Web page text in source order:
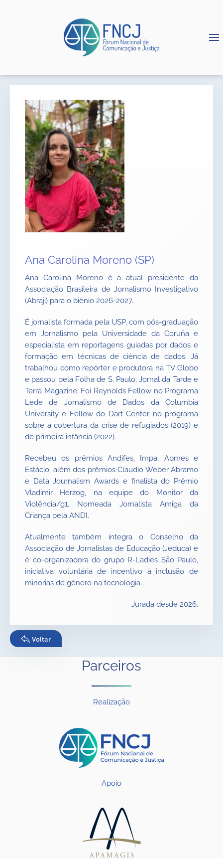
Ana Carolina Moreno (SP)
Ana Carolina Moreno é a atual presidente da
Associação Brasileira de Jornalismo Investigativo
(Abraji) para o biênio 2026-2027.
É jornalista formada pela USP, com pós-graduação
em Jornalismo pela Universidade da Coruña e
especialista em reportagens guiadas por dados e
formação em técnicas de ciência de dados. Já
trabalhou como repórter e produtora na TV Globo
e passou pela Folha de S. Paulo, Jornal da Tarde e
Terra Magazine. Foi Reynolds Fellow no Programa
Lede de Jornalismo de Dados da Columbia
University e Fellow do Dart Center no programa
sobre a cobertura da crise de refugiados (2019) e
de primeira infância (2022).
Recebeu os prêmios Andifes, Impa, Abmes e
Estácio, além dos prêmios Claudio Weber Abramo
e Data Journalism Awards e finalista do Prêmio
Vladimir Herzog, na equipe do Monitor da
Violência/g1. Nomeada Jornalista Amiga da
Criança pela ANDI.
Atualmente também integra o Conselho da
Associação de Jornalistas de Educação (Jeduca) e
é co-organizadora do grupo R-Ladies São Paulo,
iniciativa voluntária de incentivo à inclusão de
minorias de gênero na tecnologia.
Jurada desde 2026.
Voltar
Parceiros
Realização
Apoio